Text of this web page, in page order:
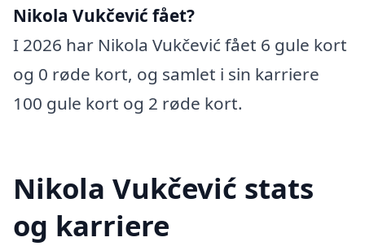
Nikola Vukčević fået?
I 2026 har Nikola Vukčević fået 6 gule kort
og 0 røde kort, og samlet i sin karriere
100 gule kort og 2 røde kort.
Nikola Vukčević stats
og karriere